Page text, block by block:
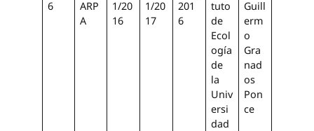
6
ARP
A
1/20
16
1/20
17
201
6
tuto
de
Ecol
ogía
de
la
Univ
ersi
dad
Guill
erm
o
Gra
nad
os
Pon
ce